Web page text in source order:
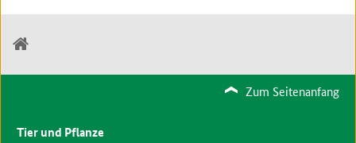
Zum Seitenanfang
Tier und Pflanze